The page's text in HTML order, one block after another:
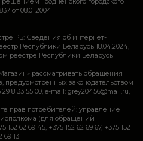
от 08.01.2004
РБ: Сведения об интернет-
Республики Беларусь 18.04.2024,
реестре Республики Беларусь
рассматривать обращения
законодательством
8 33 55 00, e-mail: grey20456@mail.ru,
прав потребителей: управление
(для обращений
62 69 45, +375 152 62 69 67, +375 152
69 13